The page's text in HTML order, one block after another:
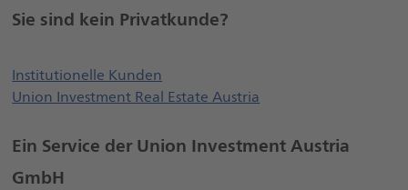
Sie sind kein Privatkunde?
Institutionelle Kunden
Union Investment Real Estate Austria
Ein Service der Union Investment Austria
GmbH